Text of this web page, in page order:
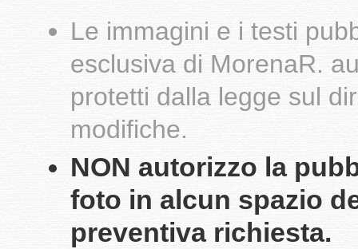
Le immagini e i testi
esclusiva di MorenaR.
protetti dalla legge sul
modifiche.
NON autorizzo la
foto in alcun spazio
preventiva richiesta.